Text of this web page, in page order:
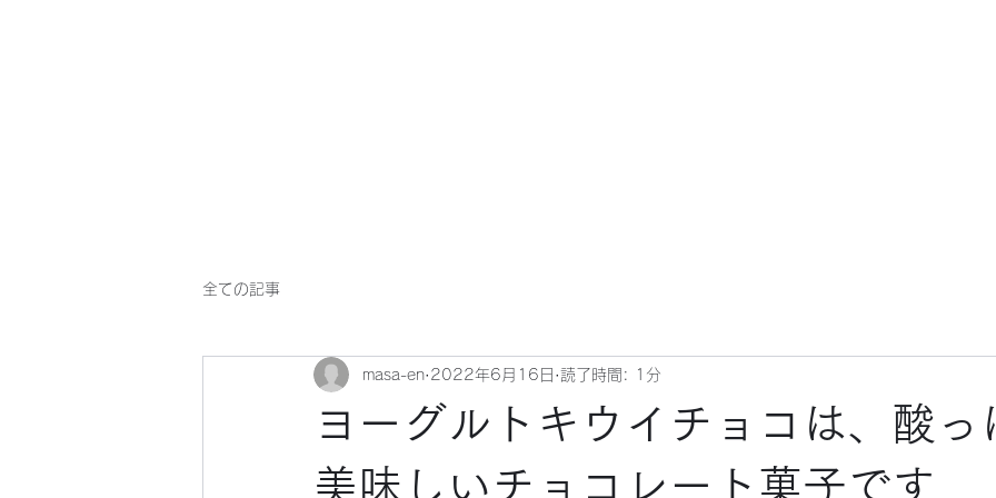
全ての記事
ヨーグルトキウイチョコは、酸っ
美味しいチョコレート菓子です
masa-en 2022年6月16日 読了時間: 1分